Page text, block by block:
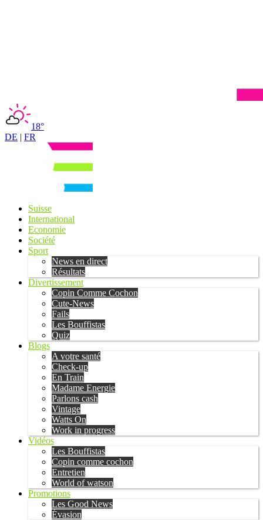
18°
DE | FR
Suisse
International
Economie
Société
Sport
News en direct
Résultats
Divertissement
Copin Comme Cochon
Cute-News
Fails
Les Bouffistas
Quiz
Blogs
A votre santé
Check-up
En Train
Madame Energie
Parlons cash
Vintage
Watts On
Work in progress
Vidéos
Les Bouffistas
Copin comme cochon
Entretien
World of watson
Promotions
Les Good News
Évasion